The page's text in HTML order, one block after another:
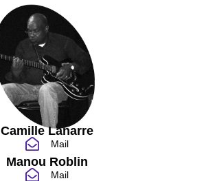
Camille Lanarre
Mail
Manou Roblin
Mail